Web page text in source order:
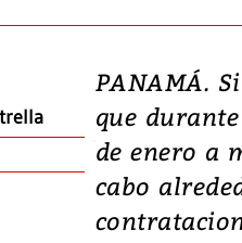
PANAMÁ.
que
de enero a
cabo
en